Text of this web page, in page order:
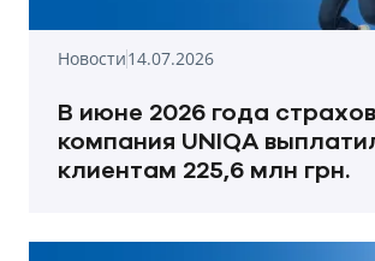
Новости14.07.2026
В июне 2026 года
компания UNIQA
клиентам 225,6 млн грн.